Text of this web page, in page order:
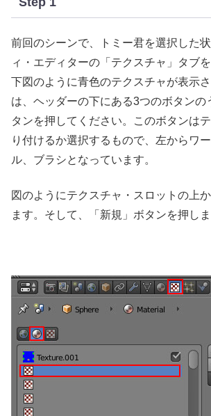
前回のシーンで、トミー君を選択した
ィ・エディターの「テクスチャ」タブ
下図のように青色のテクスチャが表示
は、ヘッダーの下にある3つのボタンの
タンを押してください。このボタンは
り付けるか選択するもので、左からワ
ル、ブラシとなっています。
図のようにテクスチャ・スロットの上
ます。そして、「新規」ボタンを押しま